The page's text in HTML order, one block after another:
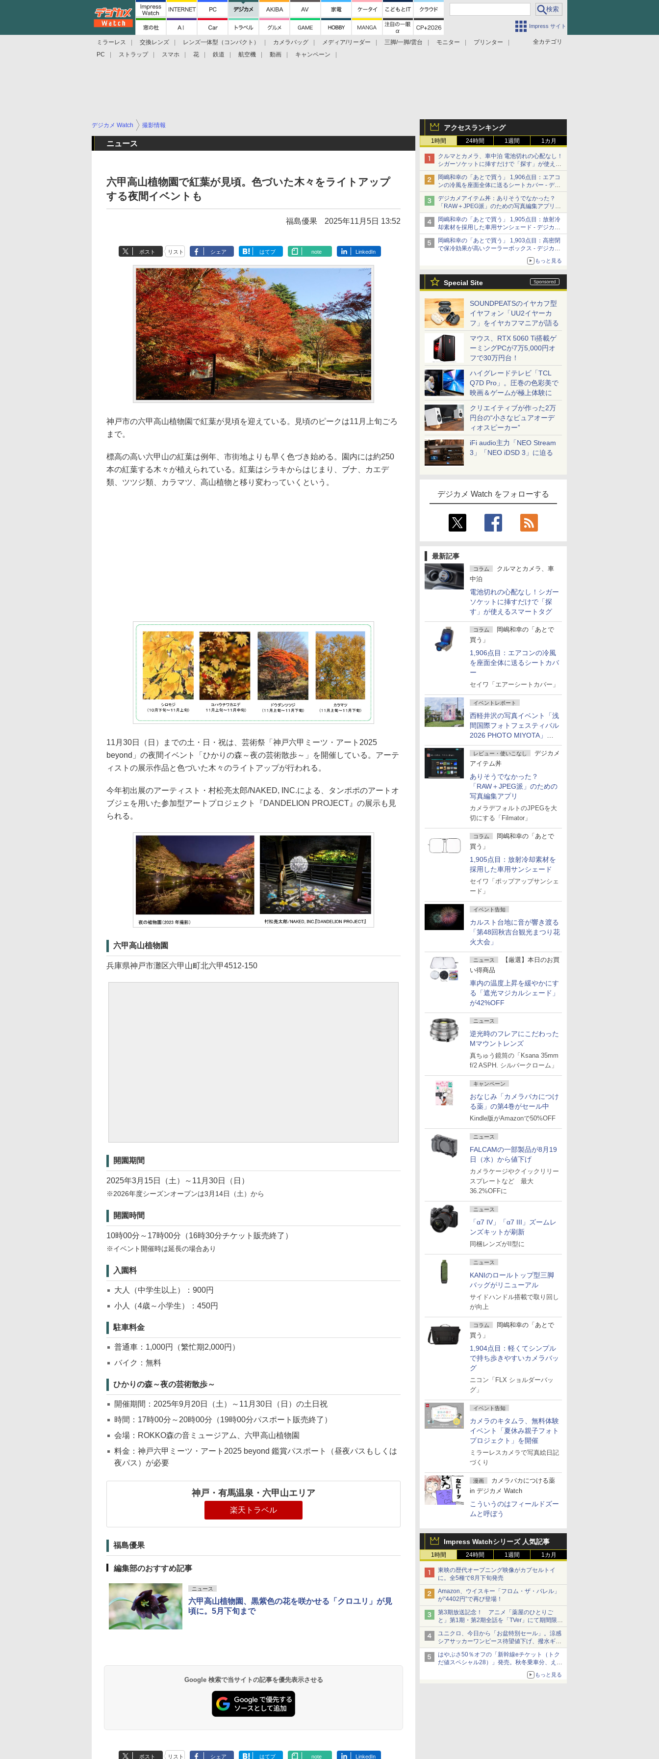
Impress サイト
全カテゴリ
ミラーレス 交換レンズ レンズ一体型（コンパクト） カメラバッグ メディア/リーダー 三脚/一脚/雲台 モニター
プリンター
PC
ストラップ スマホ 花 鉄道 航空機 動画 キャンペーン
アクセスランキング
1時間 24時間 1週間 1カ月
クルマとカメラ、車中泊 電池切れの心配なし！
シガーソケットに挿すだけで「探す」が使える
スマートタグ - デジカメ Watch
岡嶋和幸の「あとで買う」 1,906点目：エアコ
ンの冷風を座面全体に送るシートカバー - デジ
カメ Watch
デジカメアイテム丼：ありそうでなかった？
「RAW＋JPEG派」のための写真編集アプリ
カメラデフォルトのJPEGを大切にする
「Filmator」
岡嶋和幸の「あとで買う」 1,905点目：放射冷
却素材を採用した車用サンシェード - デジカメ
Watch
岡嶋和幸の「あとで買う」 1,903点目：高密閉
で保冷効果が高いクーラーボックス - デジカメ
もっと見る
Special Site
SOUNDPEATSのイヤカフ型
イヤフォン「UU2イヤーカ
フ」をイヤカフマニアが語る
マウス、RTX 5060 Ti搭載ゲ
ーミングPCが7万5,000円オ
フで30万円台！
ハイグレードテレビ「TCL
Q7D Pro」。圧巻の色彩美で
映画＆ゲームが極上体験に
クリエイティブが作った2万
円台の“小さなピュアオーデ
ィオスピーカー”
iFi audio主力「NEO Stream
3」「NEO iDSD 3」に迫る
デジカメ Watch をフォローする
最新記事
コラム
クルマとカメラ、車
中泊
電池切れの心配なし！シガー
ソケットに挿すだけで「探
す」が使えるスマートタグ
コラム
岡嶋和幸の「あとで
買う」
1,906点目：エアコンの冷風
を座面全体に送るシートカバ
ー
セイワ「エアーシートカバー」
イベントレポート
西軽井沢の写真イベント「浅
間国際フォトフェスティバル
2026 PHOTO MIYOTA」が
開幕
レビュー・使いこなし
デジカメ
アイテム丼
ありそうでなかった？
「RAW＋JPEG派」のための
写真編集アプリ
カメラデフォルトのJPEGを大
切にする「Filmator」
コラム
岡嶋和幸の「あとで
買う」
1,905点目：放射冷却素材を
採用した車用サンシェード
セイワ「ポップアップサンシェ
ード」
イベント告知
カルスト台地に音が響き渡る
「第48回秋吉台観光まつり花
火大会」
ニュース
【厳選】本日のお買
い得商品
車内の温度上昇を緩やかにす
る「遮光マジカルシェード」
が42%OFF
ニュース
逆光時のフレアにこだわった
Mマウントレンズ
真ちゅう鏡筒の「Ksana 35mm
f/2 ASPH. シルバークローム」
キャンペーン
おなじみ「カメラバカにつけ
る薬」の第4巻がセール中
Kindle版がAmazonで50%OFF
ニュース
FALCAMの一部製品が8月19
日（水）から値下げ
カメラケージやクイックリリー
スプレートなど 最大
36.2%OFFに
ニュース
「α7 IV」「α7 III」ズームレ
ンズキットが刷新
同梱レンズがII型に
ニュース
KANIのロールトップ型三脚
バッグがリニューアル
サイドハンドル搭載で取り回し
が向上
コラム
岡嶋和幸の「あとで
買う」
1,904点目：軽くてシンプル
で持ち歩きやすいカメラバッ
グ
ニコン「FLX ショルダーバッ
グ」
イベント告知
カメラのキタムラ、無料体験
イベント「夏休み親子フォト
プロジェクト」を開催
ミラーレスカメラで写真絵日記
づくり
漫画
カメラバカにつける薬
in デジカメ Watch
こういうのはフィールドズー
ムと呼ぼう
Impress Watchシリーズ 人気記事
1時間 24時間 1週間 1カ月
東映の歴代オープニング映像がカプセルトイ
に。全5種で8月下旬発売
Amazon、ウイスキー「フロム・ザ・バレル」
が“4402円”で再び登場！
第3期放送記念！ アニメ「薬屋のひとりご
と」第1期・第2期全話を「TVer」にて期間限定
で順次無料配信開始
ユニクロ、今日から「お盆特別セール」。涼感
シアサッカーワンピース待望値下げ、撥水ギア
ショーツは1990円に
はやぶさ50％オフの「新幹線eチケット（トク
だ値スペシャル28）」発売。秋冬乗車分、えき
もっと見る
デジカメ Watch 撮影情報
ニュース
六甲高山植物園で紅葉が見頃。色づいた木々をライトアップ
する夜間イベントも
福島優果 2025年11月5日 13:52
ポスト リスト シェア はてブ note LinkedIn
神戸市の六甲高山植物園で紅葉が見頃を迎えている。見頃のピークは11月上旬ごろ
まで。
標高の高い六甲山の紅葉は例年、市街地よりも早く色づき始める。園内には約250
本の紅葉する木々が植えられている。紅葉はシラキからはじまり、ブナ、カエデ
類、ツツジ類、カラマツ、高山植物と移り変わっていくという。
11月30日（日）までの土・日・祝は、芸術祭「神戸六甲ミーツ・アート2025
beyond」の夜間イベント「ひかりの森～夜の芸術散歩～」を開催している。アーテ
ィストの展示作品と色づいた木々のライトアップが行われる。
今年初出展のアーティスト・村松亮太郎/NAKED, INC.による、タンポポのアートオ
ブジェを用いた参加型アートプロジェクト『DANDELION PROJECT』の展示も見
られる。
六甲高山植物園
兵庫県神戸市灘区六甲山町北六甲4512-150
開園期間
2025年3月15日（土）～11月30日（日）
※2026年度シーズンオープンは3月14日（土）から
開園時間
10時00分～17時00分（16時30分チケット販売終了）
※イベント開催時は延長の場合あり
入園料
大人（中学生以上）：900円
小人（4歳～小学生）：450円
駐車料金
普通車：1,000円（繁忙期2,000円）
バイク：無料
ひかりの森～夜の芸術散歩～
開催期間：2025年9月20日（土）～11月30日（日）の土日祝
時間：17時00分～20時00分（19時00分パスポート販売終了）
会場：ROKKO森の音ミュージアム、六甲高山植物園
料金：神戸六甲ミーツ・アート2025 beyond 鑑賞パスポート（昼夜パスもしくは
夜パス）が必要
神戸・有馬温泉・六甲山エリア
楽天トラベル
福島優果
編集部のおすすめ記事
ニュース
六甲高山植物園、黒紫色の花を咲かせる「クロユリ」が見
頃に。5月下旬まで
Google 検索で当サイトの記事を優先表示させる
ポスト リスト シェア はてブ note LinkedIn